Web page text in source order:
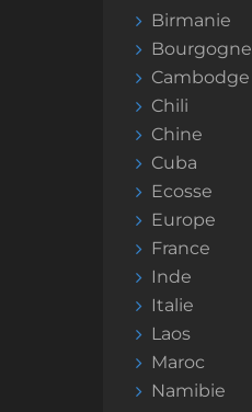
Birmanie
Bourgogne
Cambodge
Chili
Chine
Cuba
Ecosse
Europe
France
Inde
Italie
Laos
Maroc
Namibie